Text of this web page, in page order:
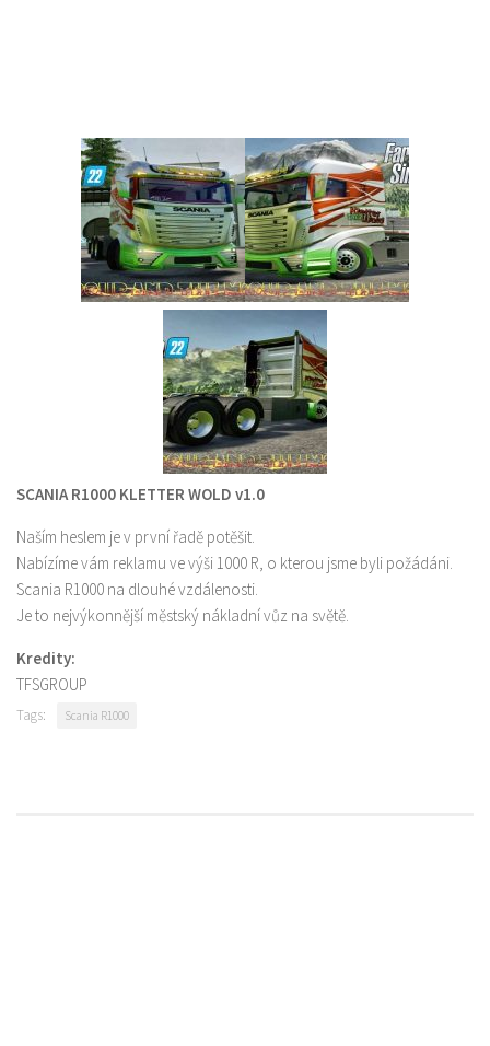
SCANIA R1000 KLETTER WOLD v1.0
Naším heslem je v první řadě potěšit.
Nabízíme vám reklamu ve výši 1000 R, o kterou jsme byli požádáni.
Scania R1000 na dlouhé vzdálenosti.
Je to nejvýkonnější městský nákladní vůz na světě.
Kredity:
TFSGROUP
Tags: Scania R1000